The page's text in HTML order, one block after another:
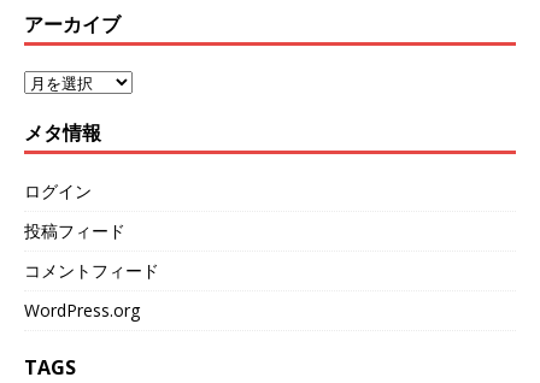
アーカイブ
メタ情報
ログイン
投稿フィード
コメントフィード
WordPress.org
TAGS